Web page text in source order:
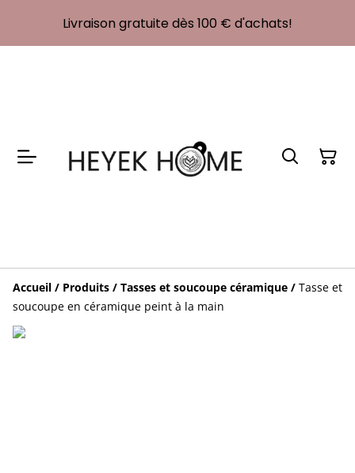
Livraison gratuite dès 100 € d'achats!
Accueil / Produits / Tasses et soucoupe céramique / Tasse et
soucoupe en céramique peint à la main